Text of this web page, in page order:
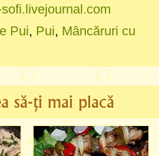
Pui, Pui, Mâncăruri cu
să-ți mai placă